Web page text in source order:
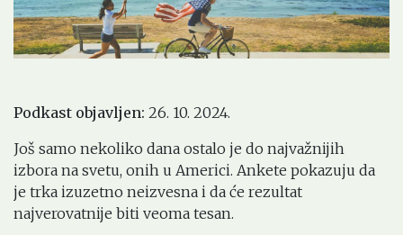
Podkast objavljen: 26. 10. 2024.
Još samo nekoliko dana ostalo je do najvažnijih
izbora na svetu, onih u Americi. Ankete pokazuju da
je trka izuzetno neizvesna i da će rezultat
najverovatnije biti veoma tesan.